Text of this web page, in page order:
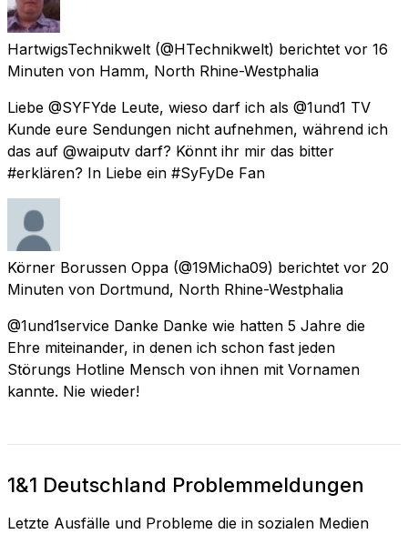
HartwigsTechnikwelt (@HTechnikwelt) berichtet vor 16
Minuten von Hamm, North Rhine-Westphalia
Liebe @SYFYde Leute, wieso darf ich als @1und1 TV
Kunde eure Sendungen nicht aufnehmen, während ich
das auf @waiputv darf? Könnt ihr mir das bitter
#erklären? In Liebe ein #SyFyDe Fan
Körner Borussen Oppa (@19Micha09) berichtet vor 20
Minuten von Dortmund, North Rhine-Westphalia
@1und1service Danke Danke wie hatten 5 Jahre die
Ehre miteinander, in denen ich schon fast jeden
Störungs Hotline Mensch von ihnen mit Vornamen
kannte. Nie wieder!
1&1 Deutschland Problemmeldungen
Letzte Ausfälle und Probleme die in sozialen Medien